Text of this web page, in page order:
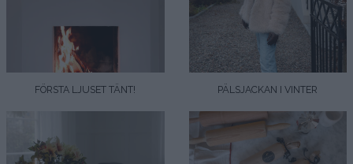
FÖRSTA LJUSET TÄNT! PÄLSJACKAN I VINTER